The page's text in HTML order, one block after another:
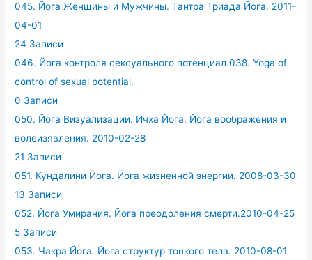
045. Йога Женщины и Мужчины. Тантра Триада Йога. 2011-
04-01
24 Записи
046. Йога контроля сексуального потенциал.038. Yoga of
control of sexual potential.
0 Записи
050. Йога Визуализации. Ичха Йога. Йога воображения и
волеизявления. 2010-02-28
21 Записи
051. Кундалини Йога. Йога жизненной энергии. 2008-03-30
13 Записи
052. Йога Умирания. Йога преодоления смерти.2010-04-25
5 Записи
053. Чакра Йога. Йога структур тонкого тела. 2010-08-01